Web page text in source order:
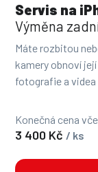
Servis na
Výměna
Máte rozbitou
kamery obnoví
fotografie a
Konečná cena
3 400 Kč / ks